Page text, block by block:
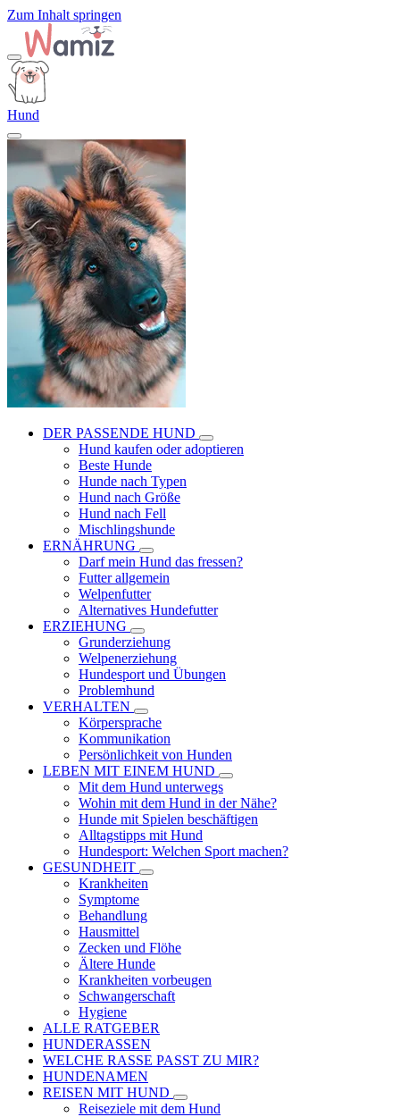
Zum Inhalt springen
Hund
DER PASSENDE HUND
Hund kaufen oder adoptieren
Beste Hunde
Hunde nach Typen
Hund nach Größe
Hund nach Fell
Mischlingshunde
ERNÄHRUNG
Darf mein Hund das fressen?
Futter allgemein
Welpenfutter
Alternatives Hundefutter
ERZIEHUNG
Grunderziehung
Welpenerziehung
Hundesport und Übungen
Problemhund
VERHALTEN
Körpersprache
Kommunikation
Persönlichkeit von Hunden
LEBEN MIT EINEM HUND
Mit dem Hund unterwegs
Wohin mit dem Hund in der Nähe?
Hunde mit Spielen beschäftigen
Alltagstipps mit Hund
Hundesport: Welchen Sport machen?
GESUNDHEIT
Krankheiten
Symptome
Behandlung
Hausmittel
Zecken und Flöhe
Ältere Hunde
Krankheiten vorbeugen
Schwangerschaft
Hygiene
ALLE RATGEBER
HUNDERASSEN
WELCHE RASSE PASST ZU MIR?
HUNDENAMEN
REISEN MIT HUND
Reiseziele mit dem Hund